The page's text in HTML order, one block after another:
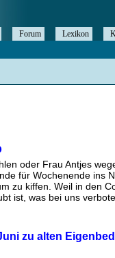
oder Frau Antjes
für Wochenende ins
zu kiffen. Weil in den
ist, was bei uns
zu alten
Forum Lexikon